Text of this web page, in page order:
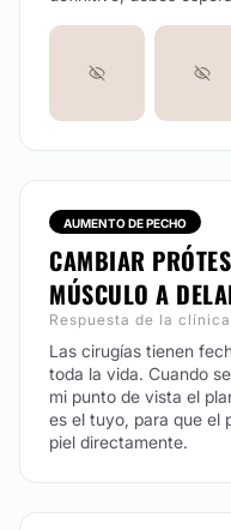
AUMENTO DE PECHO
CAMBIAR
MÚSCULO A
Respuesta de la clínica
Las cirugías tienen
toda la vida. Cuando
mi punto de vista el
es el tuyo, para que el
piel directamente.